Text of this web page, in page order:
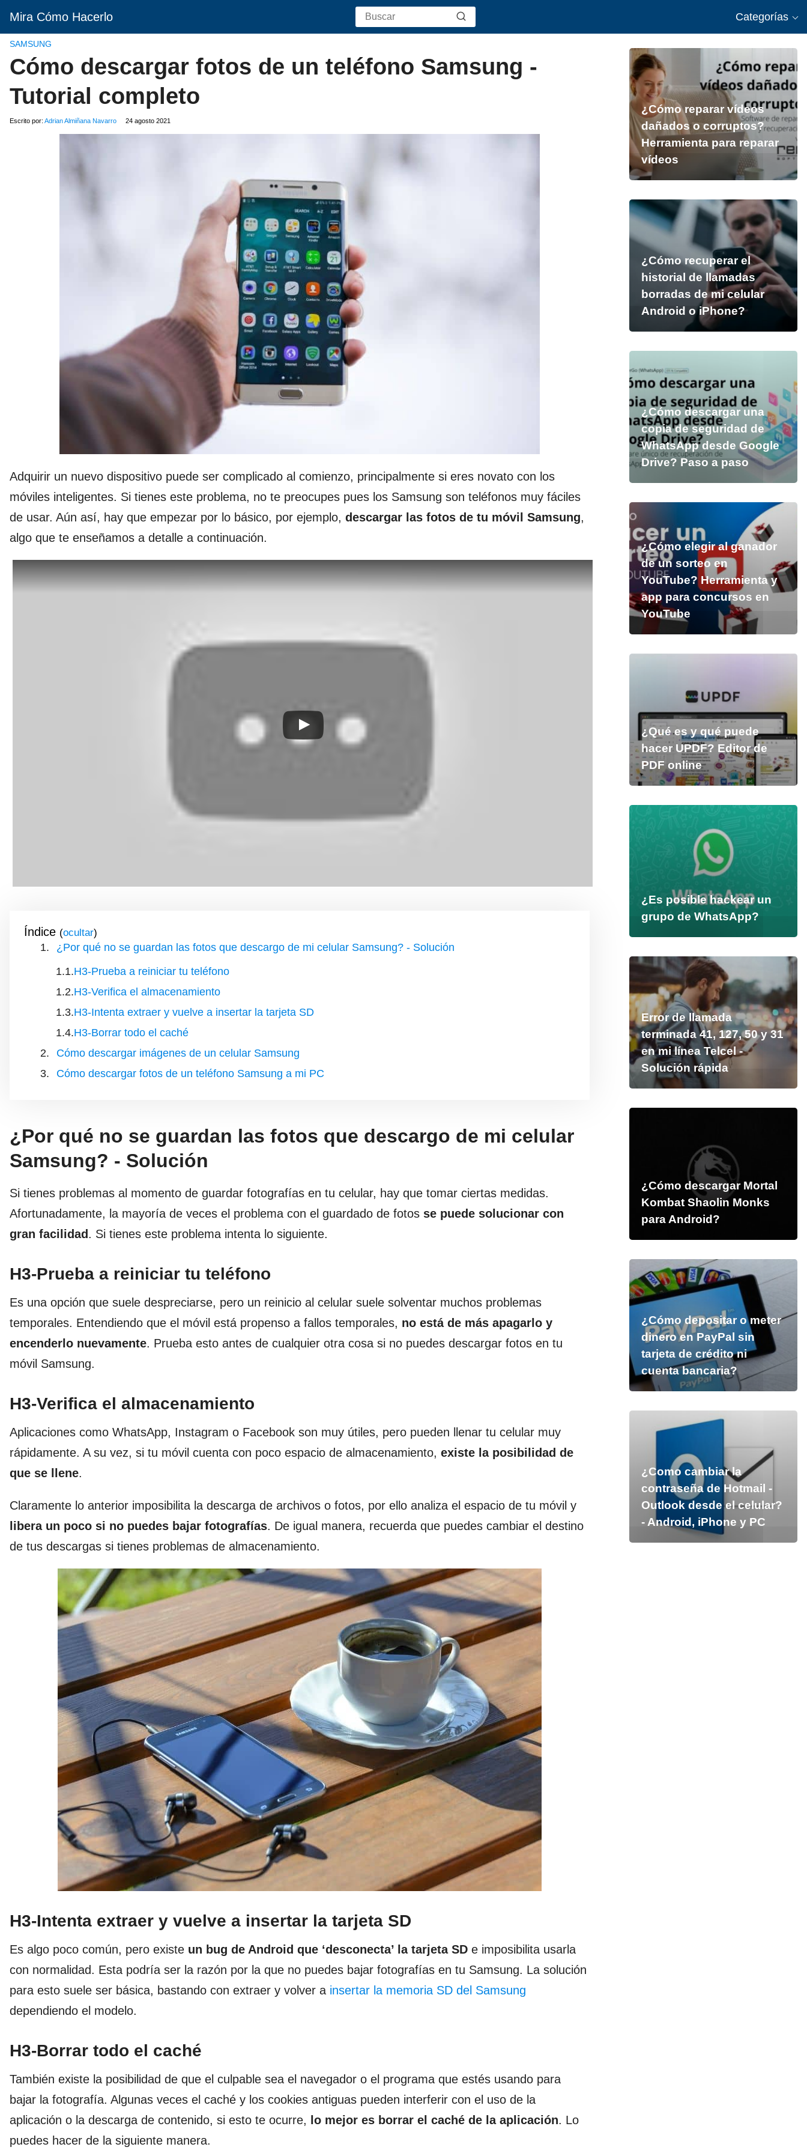
Mira Cómo Hacerlo Categorías
SAMSUNG
Cómo descargar fotos de un teléfono Samsung -
Tutorial completo
Escrito por: Adrian Almiñana Navarro 24 agosto 2021
Adquirir un nuevo dispositivo puede ser complicado al comienzo, principalmente si eres novato con los
móviles inteligentes. Si tienes este problema, no te preocupes pues los Samsung son teléfonos muy fáciles
de usar. Aún así, hay que empezar por lo básico, por ejemplo, descargar las fotos de tu móvil Samsung,
algo que te enseñamos a detalle a continuación.
Índice ( )
¿Por qué no se guardan las fotos que descargo de mi celular Samsung? - Solución
H3-Prueba a reiniciar tu teléfono
H3-Verifica el almacenamiento
H3-Intenta extraer y vuelve a insertar la tarjeta SD
H3-Borrar todo el caché
Cómo descargar imágenes de un celular Samsung
Cómo descargar fotos de un teléfono Samsung a mi PC
¿Por qué no se guardan las fotos que descargo de mi celular
Samsung? - Solución
Si tienes problemas al momento de guardar fotografías en tu celular, hay que tomar ciertas medidas.
Afortunadamente, la mayoría de veces el problema con el guardado de fotos se puede solucionar con
gran facilidad. Si tienes este problema intenta lo siguiente.
H3-Prueba a reiniciar tu teléfono
Es una opción que suele despreciarse, pero un reinicio al celular suele solventar muchos problemas
temporales. Entendiendo que el móvil está propenso a fallos temporales, no está de más apagarlo y
encenderlo nuevamente. Prueba esto antes de cualquier otra cosa si no puedes descargar fotos en tu
móvil Samsung.
H3-Verifica el almacenamiento
Aplicaciones como WhatsApp, Instagram o Facebook son muy útiles, pero pueden llenar tu celular muy
rápidamente. A su vez, si tu móvil cuenta con poco espacio de almacenamiento, existe la posibilidad de
que se llene.
Claramente lo anterior imposibilita la descarga de archivos o fotos, por ello analiza el espacio de tu móvil y
libera un poco si no puedes bajar fotografías. De igual manera, recuerda que puedes cambiar el destino
de tus descargas si tienes problemas de almacenamiento.
H3-Intenta extraer y vuelve a insertar la tarjeta SD
Es algo poco común, pero existe un bug de Android que ‘desconecta’ la tarjeta SD e imposibilita usarla
con normalidad. Esta podría ser la razón por la que no puedes bajar fotografías en tu Samsung. La solución
para esto suele ser básica, bastando con extraer y volver a insertar la memoria SD del Samsung
dependiendo el modelo.
H3-Borrar todo el caché
También existe la posibilidad de que el culpable sea el navegador o el programa que estés usando para
bajar la fotografía. Algunas veces el caché y los cookies antiguas pueden interferir con el uso de la
aplicación o la descarga de contenido, si esto te ocurre, lo mejor es borrar el caché de la aplicación. Lo
puedes hacer de la siguiente manera.
¿Cómo reparar vídeos
dañados o corruptos?
Herramienta para reparar
vídeos
¿Cómo recuperar el
historial de llamadas
borradas de mi celular
Android o iPhone?
¿Cómo descargar una
copia de seguridad de
WhatsApp desde Google
Drive? Paso a paso
¿Cómo elegir al ganador
de un sorteo en
YouTube? Herramienta y
app para concursos en
YouTube
¿Qué es y qué puede
hacer UPDF? Editor de
PDF online
¿Es posible hackear un
grupo de WhatsApp?
Error de llamada
terminada 41, 127, 50 y 31
en mi línea Telcel -
Solución rápida
¿Cómo descargar Mortal
Kombat Shaolin Monks
para Android?
¿Cómo depositar o meter
dinero en PayPal sin
tarjeta de crédito ni
cuenta bancaria?
¿Como cambiar la
contraseña de Hotmail -
Outlook desde el celular?
- Android, iPhone y PC